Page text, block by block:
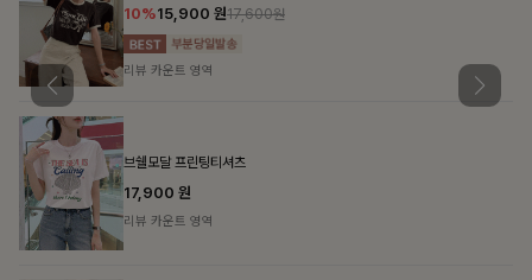
18%27,900 원34,000원
리뷰 카운트 영역